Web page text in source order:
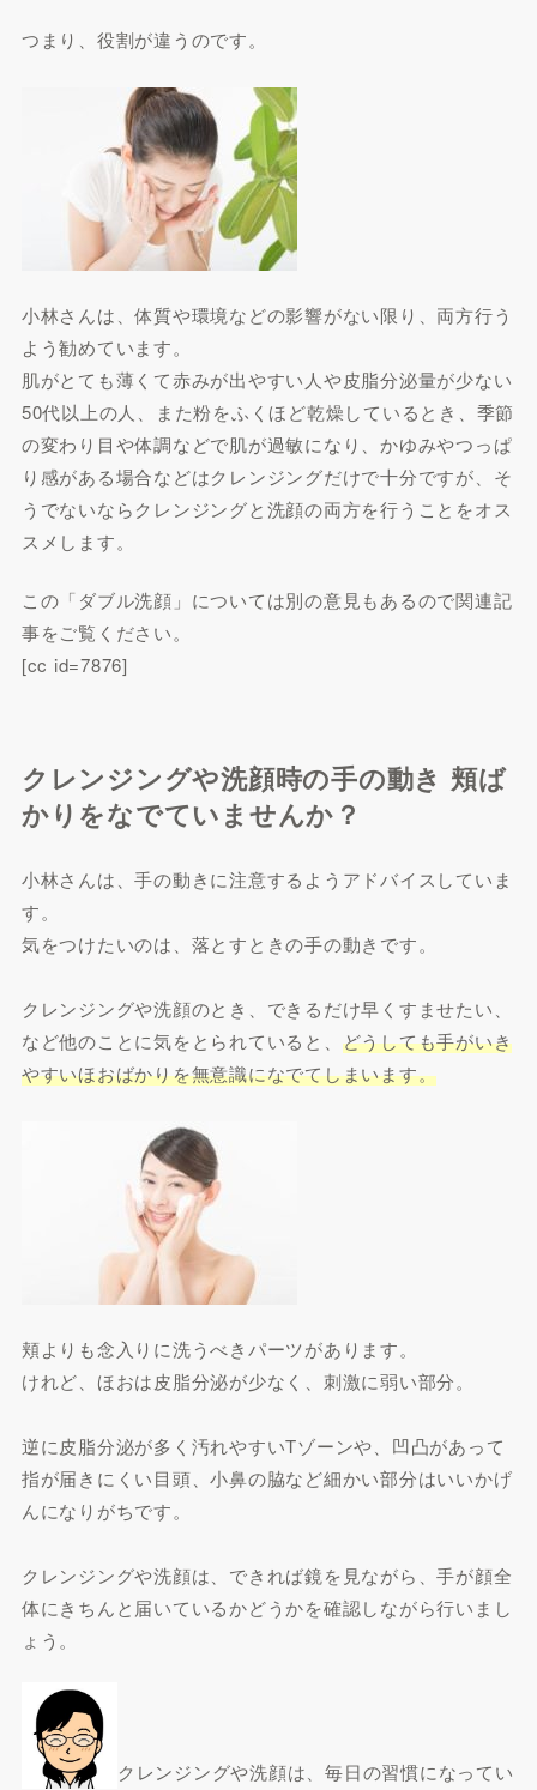
つまり、役割が違うのです。
小林さんは、体質や環境などの影響がない限り、両方行う
よう勧めています。
肌がとても薄くて赤みが出やすい人や皮脂分泌量が少ない
50代以上の人、また粉をふくほど乾燥しているとき、季節
の変わり目や体調などで肌が過敏になり、かゆみやつっぱ
り感がある場合などはクレンジングだけで十分ですが、そ
うでないならクレンジングと洗顔の両方を行うことをオス
スメします。
この「ダブル洗顔」については別の意見もあるので関連記
事をご覧ください。
[cc id=7876]
クレンジングや洗顔時の手の動き 頬ば
かりをなでていませんか？
小林さんは、手の動きに注意するようアドバイスしていま
す。
気をつけたいのは、落とすときの手の動きです。
クレンジングや洗顔のとき、できるだけ早くすませたい、
など他のことに気をとられていると、 どうしても手がいき
やすいほおばかりを無意識になでてしまいます。
頬よりも念入りに洗うべきパーツがあります。
けれど、ほおは皮脂分泌が少なく、刺激に弱い部分。
逆に皮脂分泌が多く汚れやすいTゾーンや、凹凸があって
指が届きにくい目頭、小鼻の脇など細かい部分はいいかげ
んになりがちです。
クレンジングや洗顔は、できれば鏡を見ながら、手が顔全
体にきちんと届いているかどうかを確認しながら行いまし
ょう。
クレンジングや洗顔は、毎日の習慣になってい